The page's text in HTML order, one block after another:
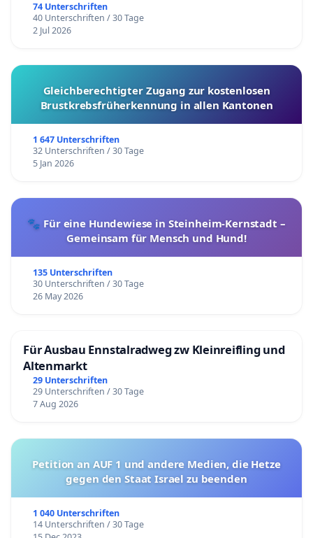
74 Unterschriften
40 Unterschriften / 30 Tage
2 Jul 2026
Gleichberechtigter Zugang zur kostenlosen
Brustkrebsfrüherkennung in allen Kantonen
1 647 Unterschriften
32 Unterschriften / 30 Tage
5 Jan 2026
🐾 Für eine Hundewiese in Steinheim-Kernstadt –
Gemeinsam für Mensch und Hund!
135 Unterschriften
30 Unterschriften / 30 Tage
26 May 2026
Für Ausbau Ennstalradweg zw Kleinreifling und
Altenmarkt
29 Unterschriften
29 Unterschriften / 30 Tage
7 Aug 2026
Petition an AUF 1 und andere Medien, die Hetze
gegen den Staat Israel zu beenden
1 040 Unterschriften
14 Unterschriften / 30 Tage